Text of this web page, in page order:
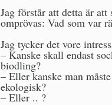
Jag förstår att detta är
omprövas: Vad som var
Jag tycker det vore
– Kanske skall endast
biodling?
– Eller kanske man
ekologisk?
– Eller .. ?